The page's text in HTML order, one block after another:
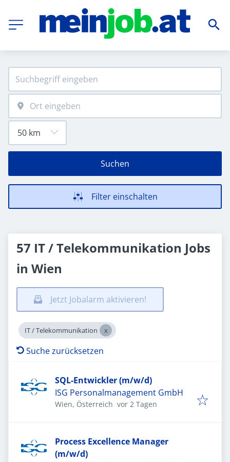
Suchen
Filter einschalten
57 IT / Telekommunikation Jobs
in Wien
Jetzt Jobalarm aktivieren!
IT / Telekommunikation
Suche zurücksetzen
SQL-Entwickler (m/w/d)
ISG Personalmanagement GmbH
Wien, Österreich Veröffentlicht
vor 2 Tagen
Process Excellence Manager
(m/w/d)